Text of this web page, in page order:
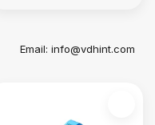
Email:info@vdhint.com